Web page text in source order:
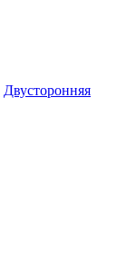
Двусторонняя